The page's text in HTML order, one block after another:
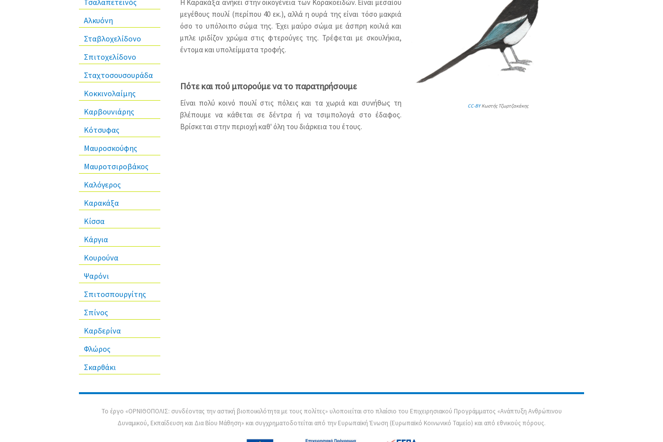
CC-BYΚωστής Τζωρτζακάκης
Η Καρακάξα ανήκει στην οικογένεια των Κορακοειδών. Είναι μεσαίου
μεγέθους πουλί (περίπου 40 εκ.), αλλά η ουρά της είναι τόσο μακριά
όσο το υπόλοιπο σώμα της. Έχει μαύρο σώμα με άσπρη κοιλιά και
μπλε ιριδίζον χρώμα στις φτερούγες της. Τρέφεται με σκουλήκια,
έντομα και υπολείμματα τροφής.
Πότε και πού μπορούμε να το παρατηρήσουμε
Είναι πολύ κοινό πουλί στις πόλεις και τα χωριά και συνήθως τη
βλέπουμε να κάθεται σε δέντρα ή να τσιμπολογά στο έδαφος.
Βρίσκεται στην περιοχή καθ' όλη του διάρκεια του έτους.
Τσαλαπετεινός
Αλκυόνη
Σταβλοχελίδονο
Σπιτοχελίδονο
Σταχτοσουσουράδα
Κοκκινολαίμης
Καρβουνιάρης
Κότσυφας
Μαυροσκούφης
Μαυροτσιροβάκος
Καλόγερος
Καρακάξα
Κίσσα
Κάργια
Κουρούνα
Ψαρόνι
Σπιτοσπουργίτης
Σπίνος
Καρδερίνα
Φλώρος
Σκαρθάκι
Το έργο «ΟΡΝΙΘΟΠΟΛΙΣ: συνδέοντας την αστική βιοποικιλότητα με τους πολίτες» υλοποιείται στο πλαίσιο του Επιχειρησιακού Προγράμματος «Ανάπτυξη Ανθρώπινου
Δυναμικού, Εκπαίδευση και Δια Βίου Μάθηση» και συγχρηματοδοτείται από την Ευρωπαϊκή Ένωση (Ευρωπαϊκό Κοινωνικό Ταμείο) και από εθνικούς πόρους.